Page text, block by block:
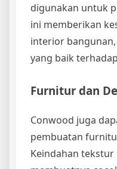
digunakan untuk
ini memberikan
interior
yang baik
Furnitur dan
Conwood juga
pembuatan
Keindahan